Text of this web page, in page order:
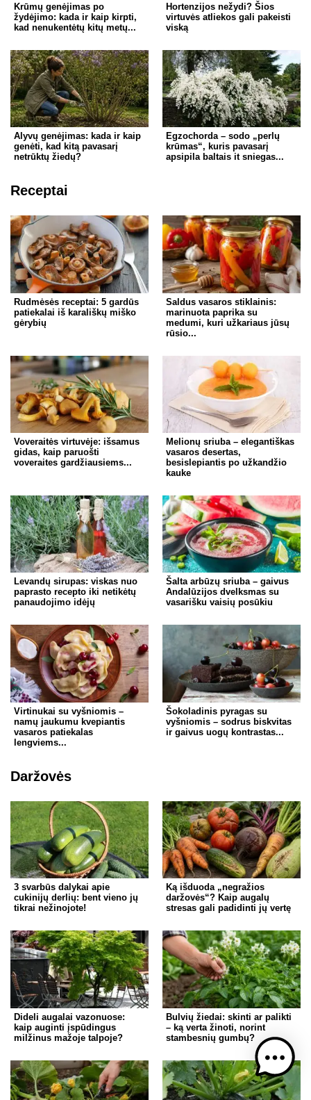
Krūmų genėjimas po
žydėjimo: kada ir kaip kirpti,
kad nenukentėtų kitų metų...
Hortenzijos nežydi? Šios
virtuvės atliekos gali pakeisti
viską
Alyvų genėjimas: kada ir kaip
genėti, kad kitą pavasarį
netrūktų žiedų?
Egzochorda – sodo „perlų
krūmas“, kuris pavasarį
apsipila baltais it sniegas...
Receptai
Rudmėsės receptai: 5 gardūs
patiekalai iš karališkų miško
gėrybių
Saldus vasaros stiklainis:
marinuota paprika su
medumi, kuri užkariaus jūsų
rūsio...
Voveraitės virtuvėje: išsamus
gidas, kaip paruošti
voveraites gardžiausiems...
Melionų sriuba – elegantiškas
vasaros desertas,
besislepiantis po užkandžio
kauke
Levandų sirupas: viskas nuo
paprasto recepto iki netikėtų
panaudojimo idėjų
Šalta arbūzų sriuba – gaivus
Andalūzijos dvelksmas su
vasarišku vaisių posūkiu
Virtinukai su vyšniomis –
namų jaukumu kvepiantis
vasaros patiekalas
lengviems...
Šokoladinis pyragas su
vyšniomis – sodrus biskvitas
ir gaivus uogų kontrastas...
Daržovės
3 svarbūs dalykai apie
cukinijų derlių: bent vieno jų
tikrai nežinojote!
Ką išduoda „negražios
daržovės“? Kaip augalų
stresas gali padidinti jų vertę
Dideli augalai vazonuose:
kaip auginti įspūdingus
milžinus mažoje talpoje?
Bulvių žiedai: skinti ar palikti
– ką verta žinoti, norint
stambesnių gumbų?